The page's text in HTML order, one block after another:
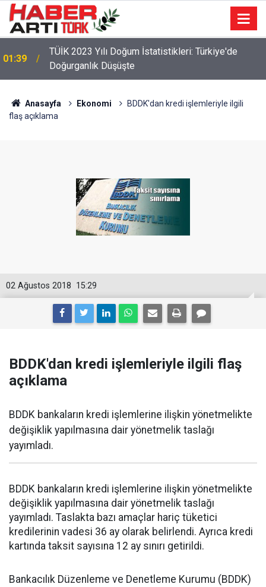
22:47 16 Maddelik Maden Kanunu Teklif Kabul Edildi
Anasayfa Ekonomi
BDDK'dan kredi işlemleriyle ilgili
flaş açıklama
15:29
02 Ağustos 2018
BDDK'dan kredi işlemleriyle ilgili flaş
açıklama
BDDK bankaların kredi işlemlerine ilişkin yönetmelikte
değişiklik yapılmasına dair yönetmelik taslağı
yayımladı.
BDDK bankaların kredi işlemlerine ilişkin yönetmelikte
değişiklik yapılmasına dair yönetmelik taslağı
yayımladı. Taslakta bazı amaçlar hariç tüketici
kredilerinin vadesi 36 ay olarak belirlendi. Ayrıca kredi
kartında taksit sayısına 12 ay sınırı getirildi.
Bankacılık Düzenleme ve Denetleme Kurumu (BDDK)